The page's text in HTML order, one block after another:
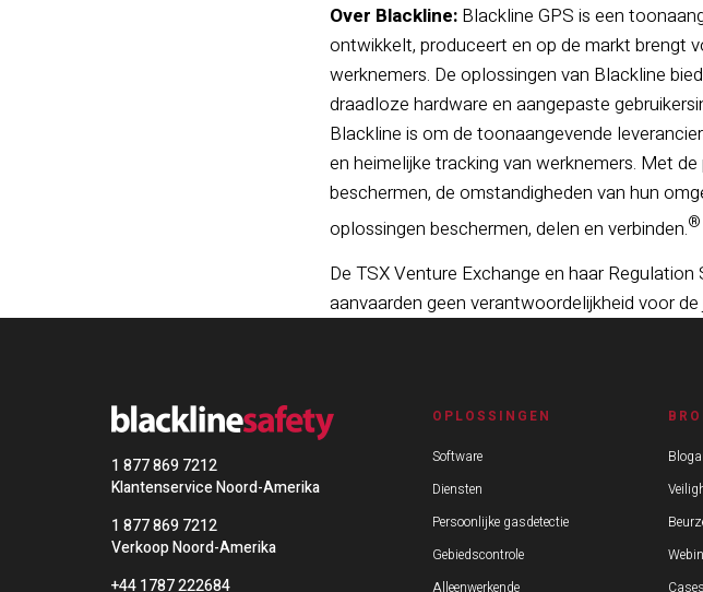
Over Blackline: Blackline GPS is een
ontwikkelt, produceert en op de markt brengt
werknemers. De oplossingen van Blackline
draadloze hardware en aangepaste
Blackline is om de toonaangevende
en heimelijke tracking van werknemers. Met
beschermen, de omstandigheden van hun
oplossingen beschermen, delen en verbinden.®
De TSX Venture Exchange en haar
aanvaarden geen verantwoordelijkheid voor
1 877 869 7212
Klantenservice Noord-Amerika
1 877 869 7212
Verkoop Noord-Amerika
+44 1787 222684
OPLOSSINGEN
Software
Diensten
Persoonlijke gasdetectie
Gebiedscontrole
Alleenwerkende